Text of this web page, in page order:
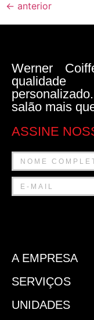
← anterior
Werner
salão mais
ASSINE
A EMPRESA
SERVIÇOS
UNIDADES